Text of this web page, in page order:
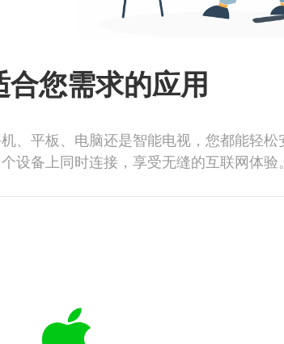
合您需求的应用
、平板、电脑还是智能电视，您都能轻松
设备上同时连接，享受无缝的互联网体验。